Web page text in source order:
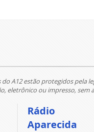
A12 estão protegidos pela
ou impresso, sem
Rádio
Aparecida